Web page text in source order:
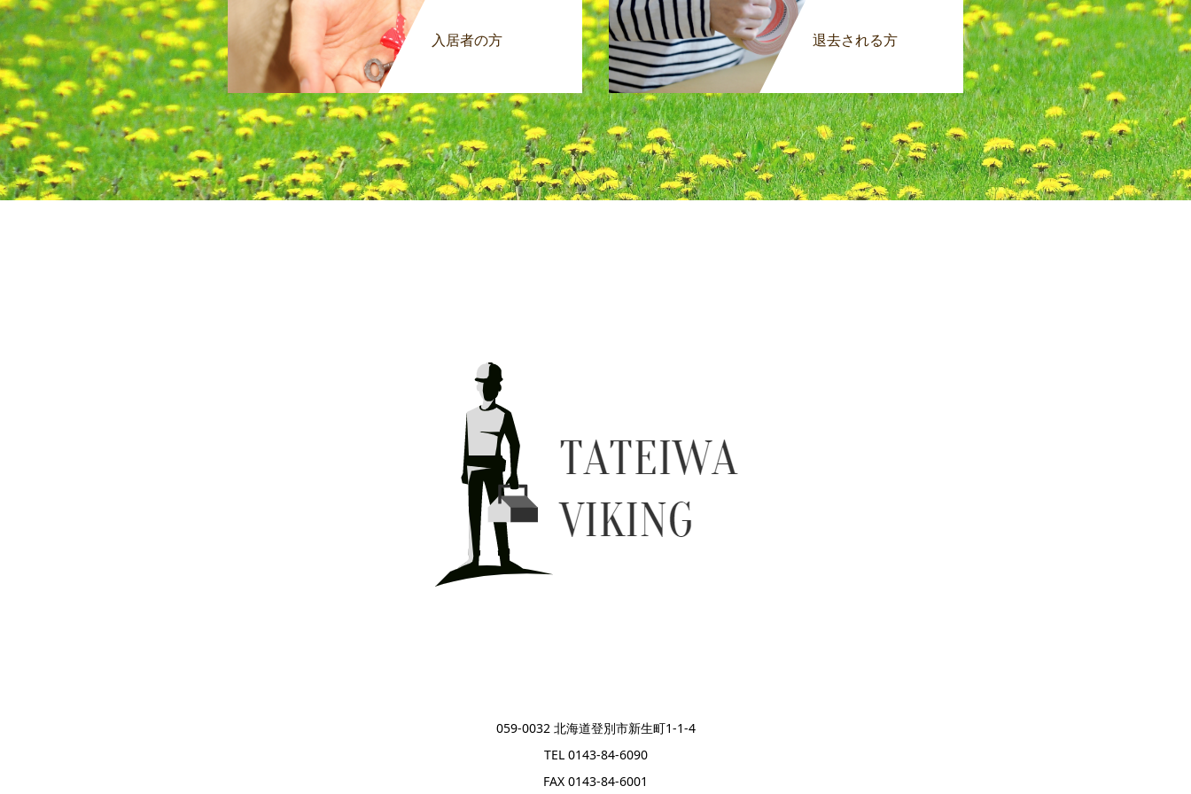
入居者の方 退去される方
059-0032 北海道登別市新生町1-1-4
TEL 0143-84-6090
FAX 0143-84-6001